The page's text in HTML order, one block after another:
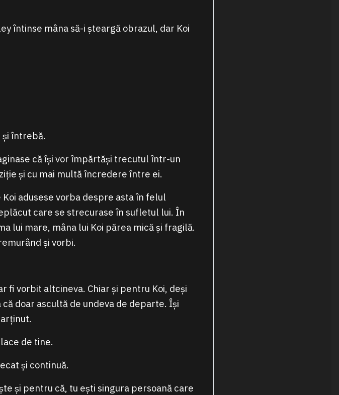
întinse mâna să-i șteargă obrazul, dar Koi
și întrebă.
că își vor împărtăși trecutul într-un
și cu mai multă încredere între ei.
adusese vorba despre asta în felul
care se strecurase în sufletul lui. În
lui mare, mâna lui Koi părea mică și fragilă.
și vorbi.
fi vorbit altcineva. Chiar și pentru Koi, deși
doar ascultă de undeva de departe. Își
de tine.
și continuă.
și pentru că, tu ești singura persoană care